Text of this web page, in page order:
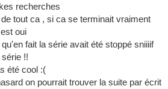
recherches
tout ca , si ca se terminait vraiment
oui
fait la série avait été stoppé sniiiif
!!
été cool :(
on pourrait trouver la suite par écrit